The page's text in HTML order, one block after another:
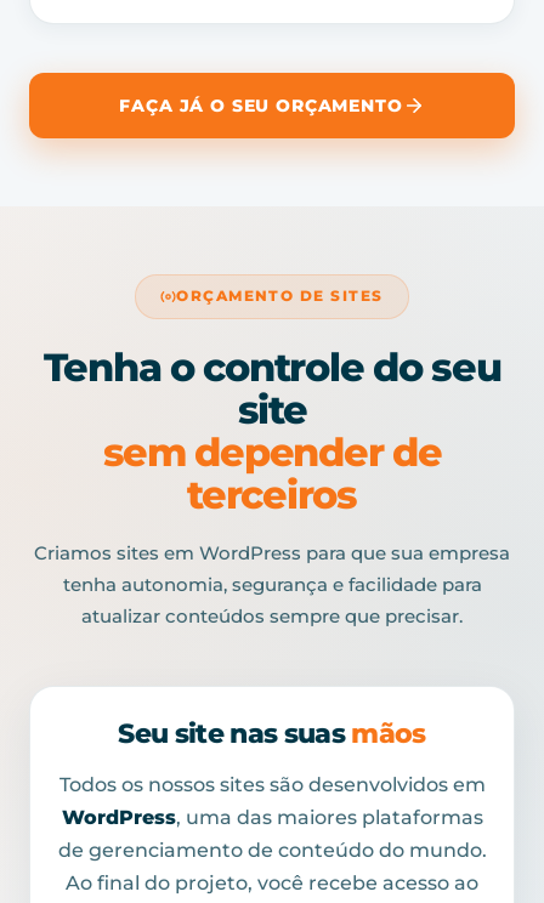
FAÇA JÁ O SEU ORÇAMENTO
ORÇAMENTO DE SITES
Tenha o controle do seu
site
sem depender de
terceiros
Criamos sites em WordPress para que sua empresa
tenha autonomia, segurança e facilidade para
atualizar conteúdos sempre que precisar.
Seu site nas suasmãos
Todos os nossos sites são desenvolvidos em
WordPress, uma das maiores plataformas
de gerenciamento de conteúdo do mundo.
Ao final do projeto, você recebe acesso ao